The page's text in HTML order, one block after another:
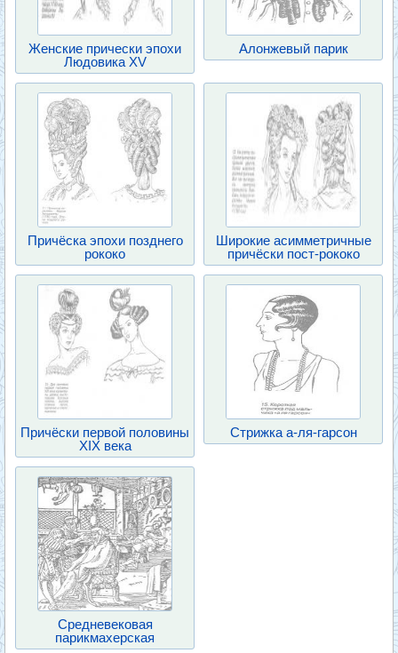
Женские прически эпохи
Людовика XV
Алонжевый парик
Причёска эпохи позднего
рококо
Широкие асимметричные
причёски пост-рококо
Причёски первой половины
XIX века
Стрижка а-ля-гарсон
Средневековая
парикмахерская